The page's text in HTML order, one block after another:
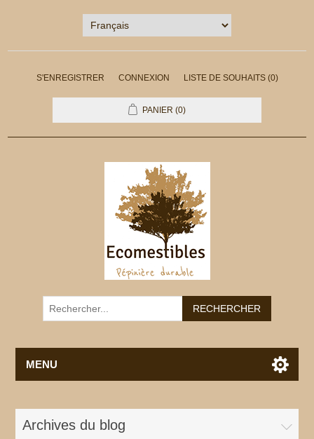
S'ENREGISTRER CONNEXION LISTE DE SOUHAITS (0)
PANIER (0)
MENU
Archives du blog